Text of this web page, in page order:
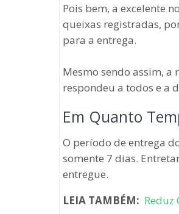
Pois bem, a excelente
queixas registradas,
para a entrega.
Mesmo sendo assim,
respondeu a todos e a
Em Quanto
O período de entrega
somente 7 dias.
entregue.
LEIA TAMBÉM: Reduz